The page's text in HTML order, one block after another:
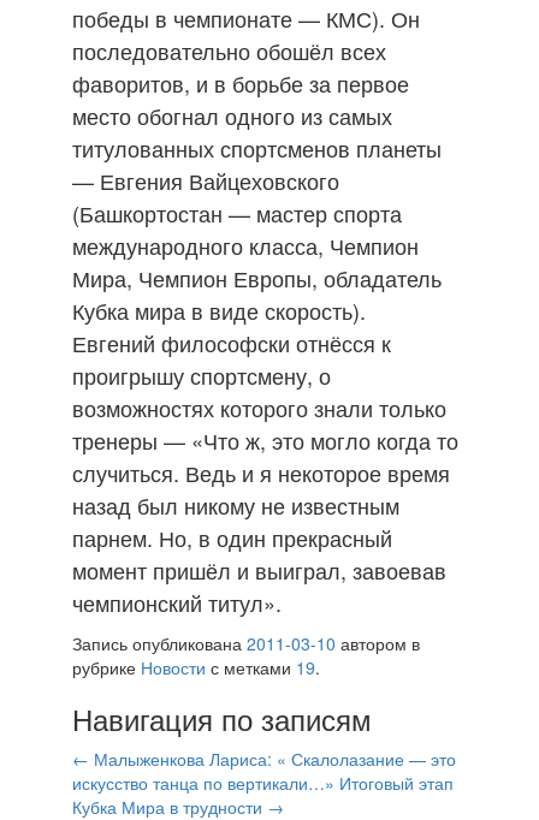
победы в чемпионате — КМС). Он
последовательно обошёл всех
фаворитов, и в борьбе за первое
место обогнал одного из самых
титулованных спортсменов планеты
— Евгения Вайцеховского
(Башкортостан — мастер спорта
международного класса, Чемпион
Мира, Чемпион Европы, обладатель
Кубка мира в виде скорость).
Евгений философски отнёсся к
проигрышу спортсмену, о
возможностях которого знали только
тренеры — «Что ж, это могло когда то
случиться. Ведь и я некоторое время
назад был никому не известным
парнем. Но, в один прекрасный
момент пришёл и выиграл, завоевав
чемпионский титул».
Запись опубликована 2011-03-10 автором в
рубрике Новости с метками 19.
Навигация по записям
← Малыженкова Лариса: « Скалолазание — это
искусство танца по вертикали…» Итоговый этап
Кубка Мира в трудности →